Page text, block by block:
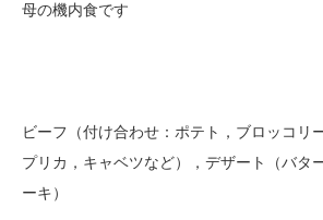
母の機内食です
ビーフ（付け合わせ：ポテト，ブロッコリ
プリカ，キャベツなど），デザート（バタ
ーキ）